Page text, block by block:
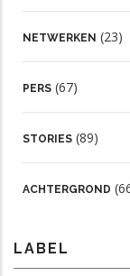
NETWERKEN (23)
PERS (67)
STORIES (89)
ACHTERGROND
LABEL